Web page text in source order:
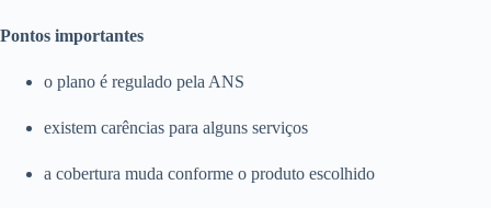
Pontos importantes
o plano é regulado pela ANS
existem carências para alguns serviços
a cobertura muda conforme o produto escolhido